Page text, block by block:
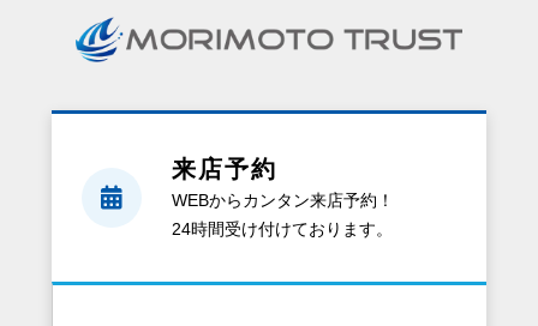
来店予約
WEBからカンタン来店予約！
24時間受け付けております。